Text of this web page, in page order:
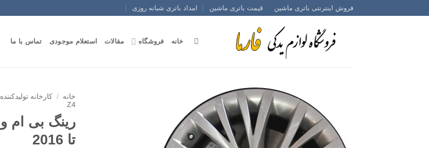
to
فروش اینترنتی باتری ماشین قیمت باتری ماشین امداد باتری شبانه روزی
خانه فروشگاه مقالات استعلام موجودی تماس با ما
خانه / کارخانه تولیدکننده
Z4
تا 2016